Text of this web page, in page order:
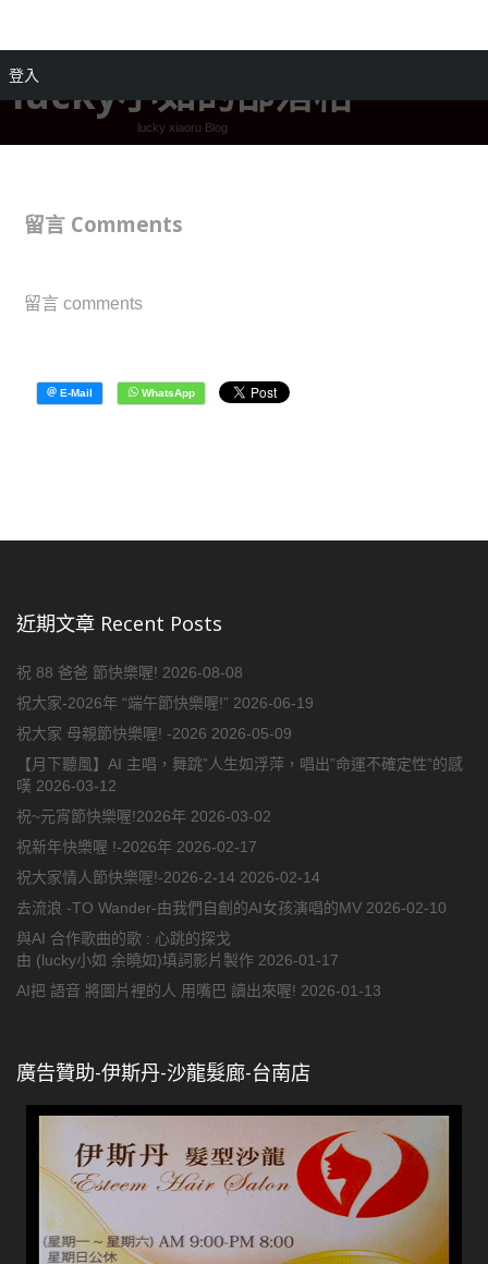
lucky小如的部落格
lucky xiaoru Blog
留言 Comments
留言 comments
近期文章 Recent Posts
祝 88 爸爸 節快樂喔! 2026-08-08
祝大家-2026年 “端午節快樂喔!” 2026-06-19
祝大家 母親節快樂喔! -2026 2026-05-09
【月下聽風】AI 主唱，舞跳”人生如浮萍，唱出”命運不確定性”的感
嘆 2026-03-12
祝~元宵節快樂喔!2026年 2026-03-02
祝新年快樂喔 !-2026年 2026-02-17
祝大家情人節快樂喔!-2026-2-14 2026-02-14
去流浪 -TO Wander-由我們自創的AI女孩演唱的MV 2026-02-10
與AI 合作歌曲的歌 : 心跳的探戈
由 (lucky小如 余曉如)填詞影片製作 2026-01-17
AI把 語音 將圖片裡的人 用嘴巴 讀出來喔! 2026-01-13
廣告贊助-伊斯丹-沙龍髮廊-台南店
登入